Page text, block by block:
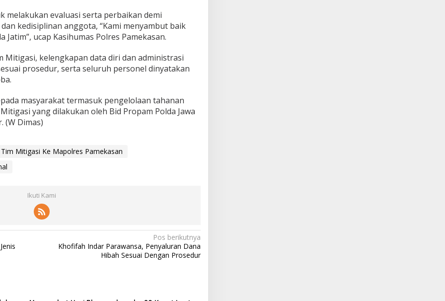
melakukan evaluasi serta perbaikan demi
kedisiplinan anggota, “Kami menyambut baik
ucap Kasihumas Polres Pamekasan.
Mitigasi, kelengkapan data diri dan administrasi
prosedur, serta seluruh personel dinyatakan
masyarakat termasuk pengelolaan tahanan
yang dilakukan oleh Bid Propam Polda Jawa
(W Dimas)
Mitigasi Ke Mapolres Pamekasan
Ikuti Kami
Pos berikutnya
Khofifah Indar Parawansa, Penyaluran Dana
Hibah Sesuai Dengan Prosedur